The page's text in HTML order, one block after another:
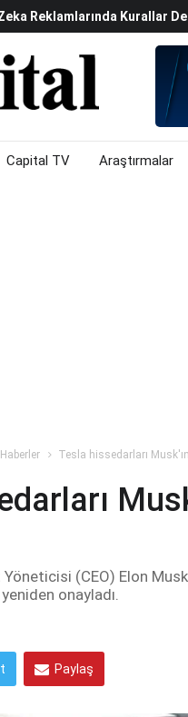
Sektöründe Daralma
Altın Güne Nasıl Başladı?
Piyasalarda Teknoloji Rallisi
Gün Ortası: Borsa, Döviz
Capital TV Araştırmalar
Tesla hissedarları
(CEO) Elon
onayladı.
Paylaş